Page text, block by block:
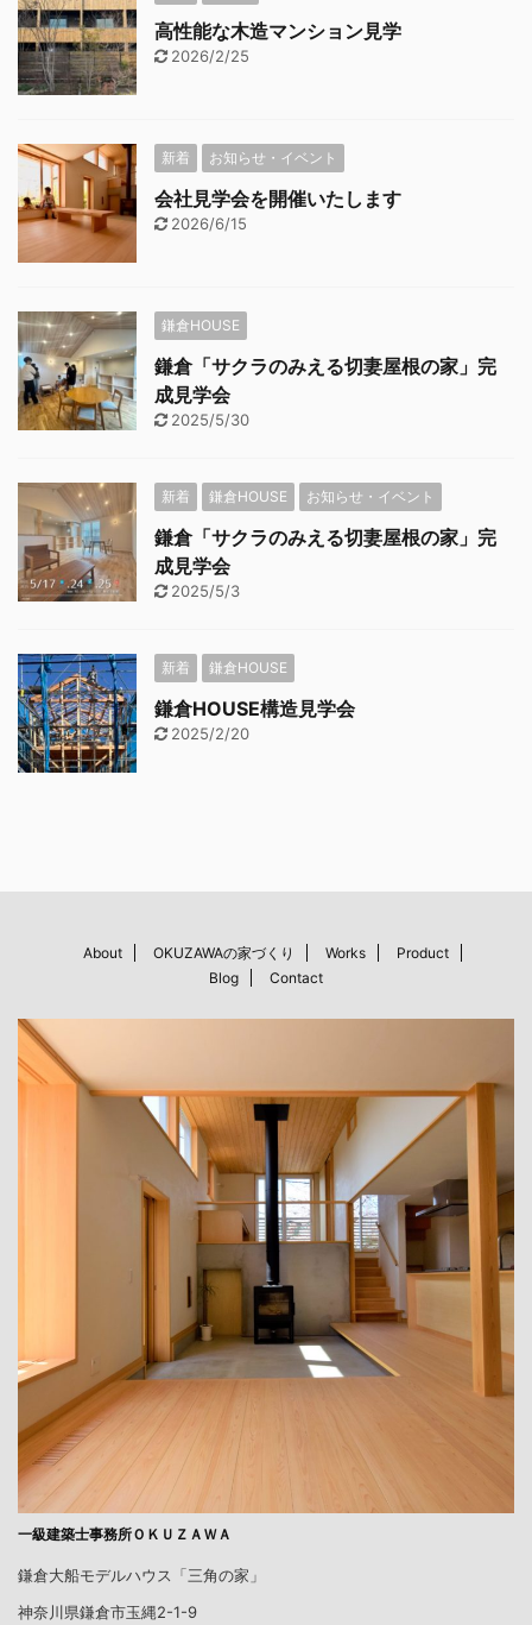
高性能な木造マンション見学
2026/2/25
新着 お知らせ・イベント
会社見学会を開催いたします
2026/6/15
鎌倉HOUSE
鎌倉「サクラのみえる切妻屋根の家」完
成見学会
2025/5/30
新着 鎌倉HOUSE お知らせ・イベント
鎌倉「サクラのみえる切妻屋根の家」完
成見学会
2025/5/3
新着 鎌倉HOUSE
鎌倉HOUSE構造見学会
2025/2/20
About OKUZAWAの家づくり Works
Product
Blog
Contact
一級建築士事務所ＯＫＵＺＡＷＡ
鎌倉大船モデルハウス「三角の家」
神奈川県鎌倉市玉縄2-1-9